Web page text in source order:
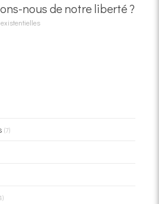
nous de notre liberté ?
(7)